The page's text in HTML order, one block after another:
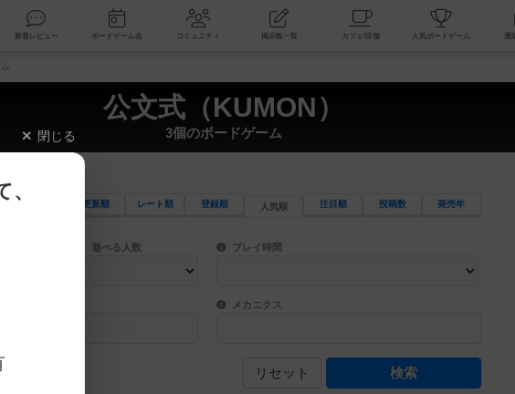
検索 新着レビュー ボードゲーム会 コミュニティ 掲示板一覧 カフェ/店舗 人
公文式（KUMON）
3個のボードゲーム
更新順 レート順 登録順 人気順 注目順 投稿数 発売年
ーワード検索ができます。
て検索できます。 プレイ対象人数に含まれるボードゲームを指定します。
遊べる人数 目安となる所要時間を指定することができます。マニュアル
プレイ時間
人物などモチーフ・ストーリーを指定することができます。直感的にゲームシステムを理解できるよう、中世
バー ゲーム性を構成するコアシステムです。主にボードゲームに
メカニクス
リセット
閉じる